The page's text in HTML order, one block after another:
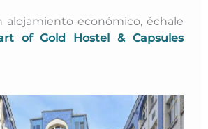
alojamiento económico, échale
of Gold Hostel & Capsules